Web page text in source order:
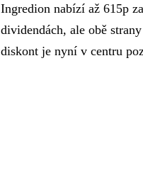
Ingredion nabízí až 615p
dividendách, ale obě
diskont je nyní v centru